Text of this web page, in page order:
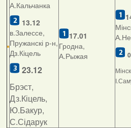
А.Кальчанка
13.12
в.Залессе,
Пружанскі р-н,
Дз.Кіцель
23.12
Брэст,
Дз.Кіцель,
Ю.Бакур,
С.Сідарук
17.01
Гродна,
А.Рыжая